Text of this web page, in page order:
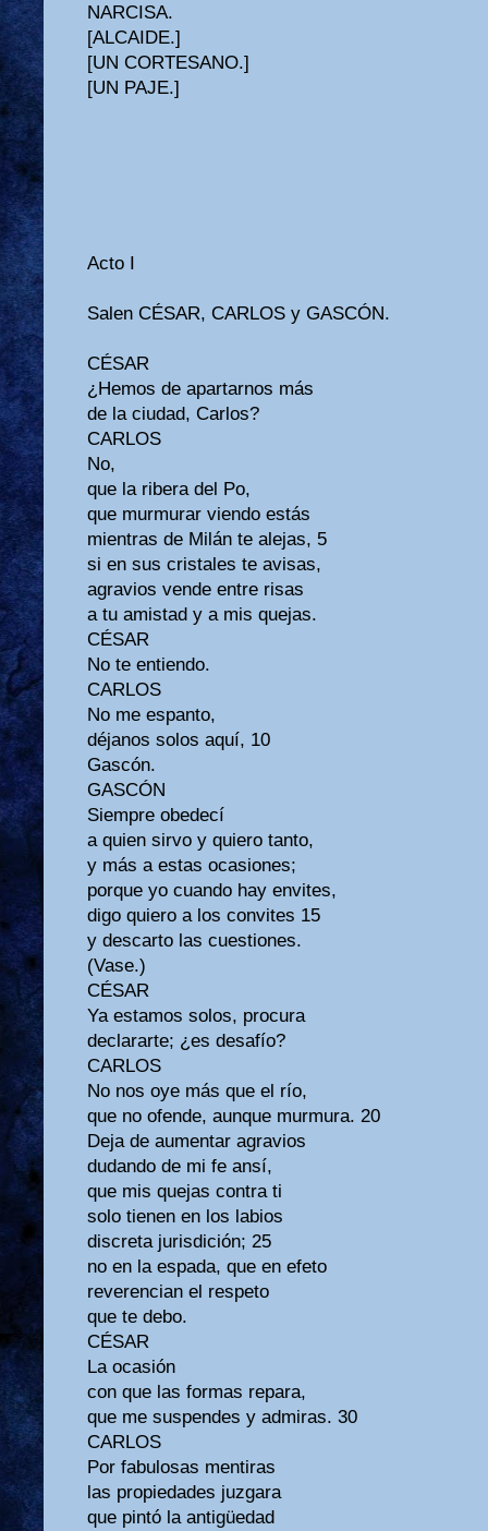
NARCISA.
[ALCAIDE.]
[UN CORTESANO.]
[UN PAJE.]
Acto I
Salen CÉSAR, CARLOS y GASCÓN.
CÉSAR
¿Hemos de apartarnos más
de la ciudad, Carlos?
CARLOS
No,
que la ribera del Po,
que murmurar viendo estás
mientras de Milán te alejas, 5
si en sus cristales te avisas,
agravios vende entre risas
a tu amistad y a mis quejas.
CÉSAR
No te entiendo.
CARLOS
No me espanto,
déjanos solos aquí, 10
Gascón.
GASCÓN
Siempre obedecí
a quien sirvo y quiero tanto,
y más a estas ocasiones;
porque yo cuando hay envites,
digo quiero a los convites 15
y descarto las cuestiones.
(Vase.)
CÉSAR
Ya estamos solos, procura
declararte; ¿es desafío?
CARLOS
No nos oye más que el río,
que no ofende, aunque murmura. 20
Deja de aumentar agravios
dudando de mi fe ansí,
que mis quejas contra ti
solo tienen en los labios
discreta jurisdición; 25
no en la espada, que en efeto
reverencian el respeto
que te debo.
CÉSAR
La ocasión
con que las formas repara,
que me suspendes y admiras. 30
CARLOS
Por fabulosas mentiras
las propiedades juzgara
que pintó la antigüedad